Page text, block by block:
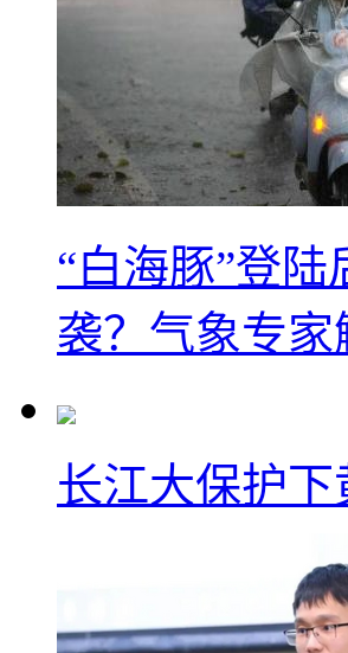
“白海豚”登
袭？气象专家
长江大保护